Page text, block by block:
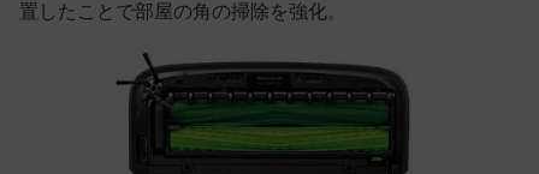
置したことで部屋の角の掃除を強化。